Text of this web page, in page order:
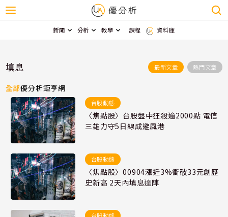
新聞 分析 教學 課程 資料庫
填息 最新文章 熱門文章
全部優分析鉅亨網
台股動態
〈焦點股〉台股盤中狂殺逾2000點 電信
三雄力守5日線成避風港
台股動態
〈焦點股〉00904漲近3%衝破33元創歷
史新高 2天內填息達陣